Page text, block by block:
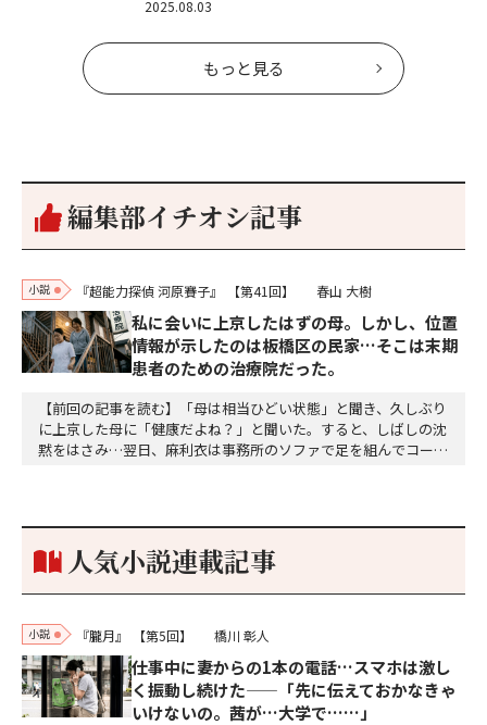
2025.08.03
もっと見る
編集部イチオシ記事
小説 『超能力探偵 河原賽子』 【第41回】 春山 大樹
私に会いに上京したはずの母。しかし、位置
情報が示したのは板橋区の民家…そこは末期
患者のための治療院だった。
【前回の記事を読む】「母は相当ひどい状態」と聞き、久しぶり
に上京した母に「健康だよね？」と聞いた。すると、しばしの沈
黙をはさみ…翌日、麻利衣は事務所のソファで足を組んでコーヒ
個のサイコロが握られていた。「やはり私はあなたの超…
人気小説連載記事
小説 『朧月』 【第5回】 橋川 彰人
仕事中に妻からの1本の電話…スマホは激し
く振動し続けた——「先に伝えておかなきゃ
いけないの。茜が…大学で……」